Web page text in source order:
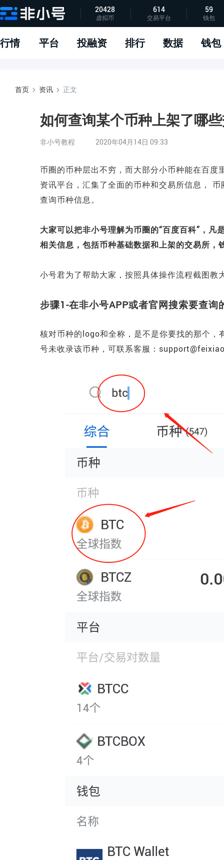
APP下载
指标说明
问题反馈
20428
虚拟币
614
交易平台
59
钱包
行情 平台 投融资 排行 数据 钱包
首页 资讯 正文
如何查询某个币种上架了哪
非小号教程 2020年04月14日 09:33
币圈的币种层出不穷，而大部分小币种能在百
资讯平台，汇集了全面的币种和交易所信息，
查询币种信息。
大家可以把非小号理解为币圈的“百度百科”，
相关信息，包括币种基础数据和上架的交易所，
小号君为了帮助大家，按照具体操作流程截图教
步骤1-在非小号APP或者官网搜索要查询
核对币种的logo和全称，是不是你要找的那个
号未收录该币种，可联系客服：